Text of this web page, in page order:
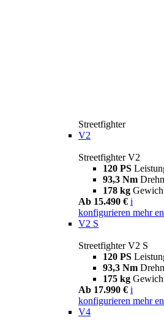
Streetfighter
V2
Streetfighter V2
120 PS
93,3 Nm
178 kg
Ab 15.490 € i
konfigurieren mehr
V2 S
Streetfighter V2 S
120 PS
93,3 Nm
175 kg
Ab 17.990 € i
konfigurieren mehr
V4